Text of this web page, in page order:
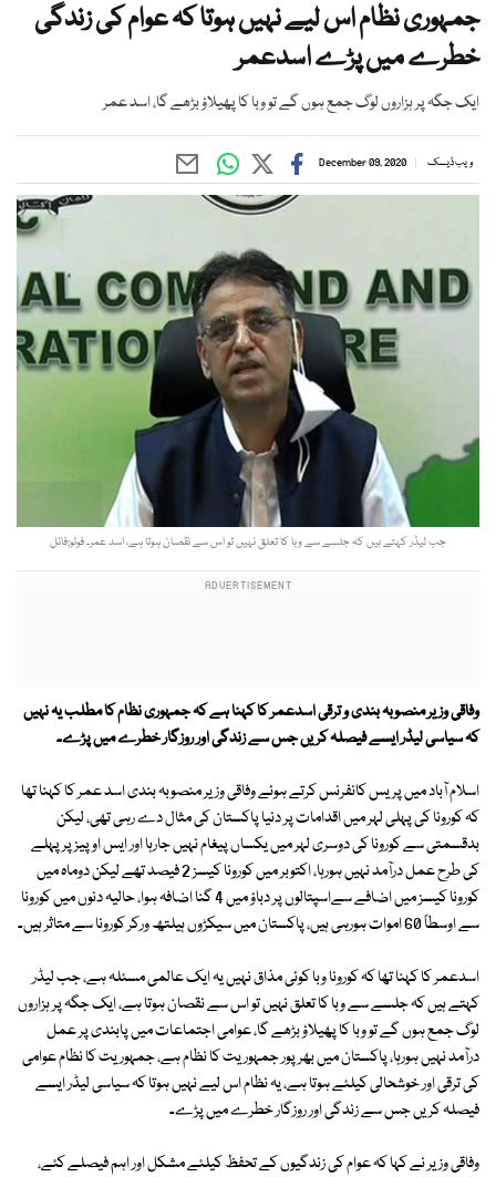
جمہوری نظام اس لیے نہیں ہوتا کہ عوام کی زندگی
خطرے میں پڑے اسدعمر
ایک جگہ پر ہزاروں لوگ جمع ہوں گے تو وبا کا پھیلاؤ بڑھے گا، اسد عمر
ویب ڈیسک December 09, 2020
جب لیڈر کہتے ہیں کہ جلسے سے وبا کا تعلق نہیں تو اس سے نقصان ہوتا ہے، اسد عمر۔ فوٹو:فائل
وفاقی وزیر منصوبہ بندی و ترقی اسدعمر کا کہنا ہے کہ جمہوری نظام کا مطلب یہ نہیں
کہ سیاسی لیڈر ایسے فیصلہ کریں جس سے زندگی اور روزگار خطرے میں پڑے۔
اسلام آباد میں پریس کانفرنس کرتے ہوئے وفاقی وزیر منصوبہ بندی اسد عمر کا کہنا تھا
کہ کورونا کی پہلی لہر میں اقدامات پر دنیا پاکستان کی مثال دے رہی تھی، لیکن
بدقسمتی سے کورونا کی دوسری لہر میں یکساں پیغام نہیں جارہا اور ایس اوپیز پر پہلے
کی طرح عمل درآمد نہیں ہورہا، اکتوبر میں کورونا کیسز 2 فیصد تھے لیکن دوماہ میں
کورونا کیسز میں اضافے سےاسپتالوں پر دباؤ میں 4 گنا اضافہ ہوا، حالیہ دنوں میں کورونا
سے اوسطاً 60 اموات ہورہی ہیں، پاکستان میں سیکڑوں ہیلتھ ورکر کورونا سے متاثر ہیں۔
اسدعمر کا کہنا تھا کہ کورونا وبا کوئی مذاق نہیں یہ ایک عالمی مسئلہ ہے، جب لیڈر
کہتے ہیں کہ جلسے سے وبا کا تعلق نہیں تو اس سے نقصان ہوتا ہے، ایک جگہ پر ہزاروں
لوگ جمع ہوں گے تو وبا کا پھیلاؤ بڑھے گا، عوامی اجتماعات میں پابندی پر عمل
درآمد نہیں ہورہا، پاکستان میں بھر پور جمہوریت کا نظام ہے، جمہوریت کا نظام عوامی
کی ترقی اور خوشحالی کیلئے ہوتا ہے، یہ نظام اس لیے نہیں ہوتا کہ سیاسی لیڈر ایسے
فیصلہ کریں جس سے زندگی اور روزگار خطرے میں پڑے۔
وفاقی وزیر نے کہا کہ عوام کی زندگیوں کے تحفظ کیلئے مشکل اور اہم فیصلے کئے،